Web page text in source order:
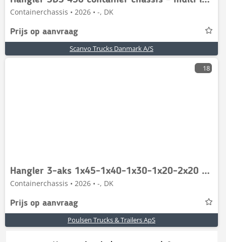
Containerchassis • 2026 • -, DK
Prijs op aanvraag
Scanvo Trucks Danmark A/S
18
Hangler 3-aks 1x45-1x40-1x30-1x20-2x20 ADR
Containerchassis • 2026 • -, DK
Prijs op aanvraag
Poulsen Trucks & Trailers ApS